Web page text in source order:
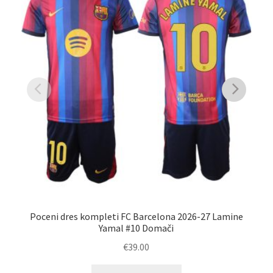
Poceni dres kompleti FC Barcelona 2026-27 Lamine
Yamal #10 Domači
€39.00